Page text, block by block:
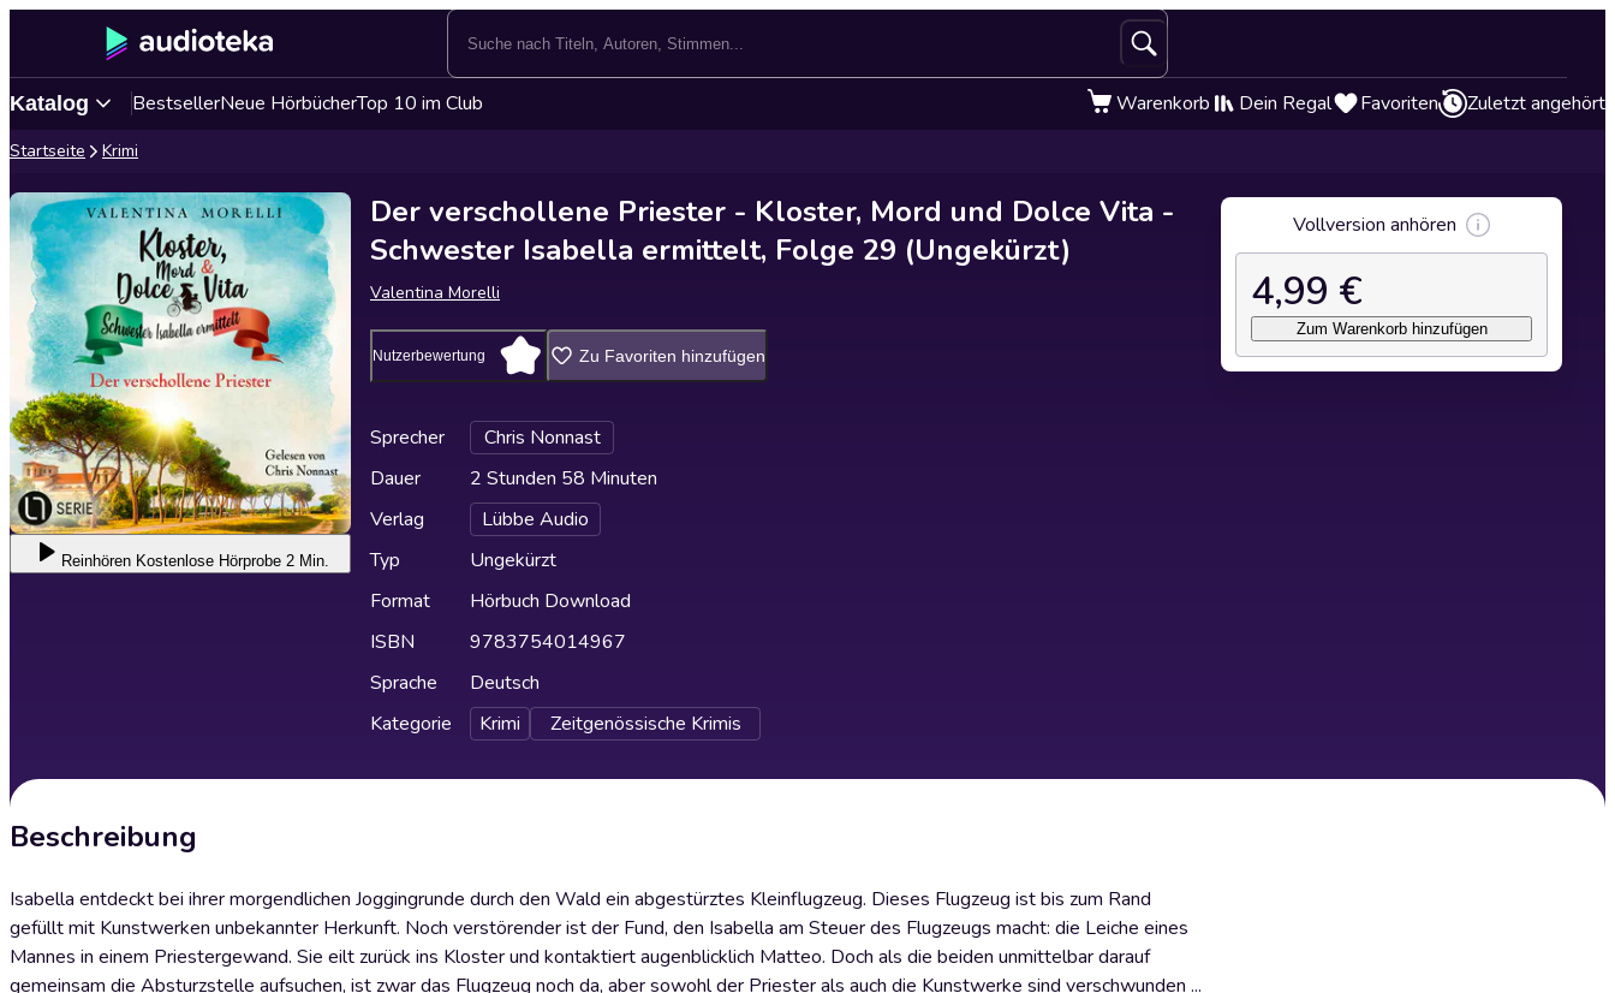
Katalog BestsellerNeue HörbücherTop 10 im Club Warenkorb Dein Regal Favoriten Zuletzt angehört
Startseite Krimi
Reinhören Kostenlose Hörprobe 2 Min.
Der verschollene Priester - Kloster, Mord und Dolce Vita -
Schwester Isabella ermittelt, Folge 29 (Ungekürzt)
Valentina Morelli
Nutzerbewertung Zu Favoriten hinzufügen
Sprecher
Chris Nonnast
Dauer
2 Stunden 58 Minuten
Verlag
Lübbe Audio
Typ
Ungekürzt
Format
Hörbuch Download
ISBN
9783754014967
Sprache
Deutsch
Kategorie
Krimi Zeitgenössische Krimis
Beschreibung
Isabella entdeckt bei ihrer morgendlichen Joggingrunde durch den Wald ein abgestürztes Kleinflugzeug. Dieses Flugzeug ist bis zum Rand
gefüllt mit Kunstwerken unbekannter Herkunft. Noch verstörender ist der Fund, den Isabella am Steuer des Flugzeugs macht: die Leiche eines
Mannes in einem Priestergewand. Sie eilt zurück ins Kloster und kontaktiert augenblicklich Matteo. Doch als die beiden unmittelbar darauf
gemeinsam die Absturzstelle aufsuchen, ist zwar das Flugzeug noch da, aber sowohl der Priester als auch die Kunstwerke sind verschwunden ...
Vollversion anhören
4,99 €
Zum Warenkorb hinzufügen